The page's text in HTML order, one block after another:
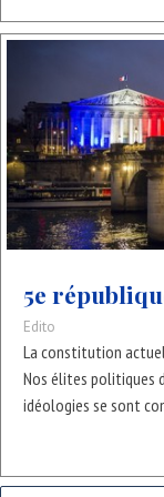
clairement nuisible à
déjà l’idée d’une
maux. Mais rien ne
gage de liberté. Qui
dissimuler une
s’impose. Mais alors,
5e
Edito
La constitution
Nos élites politiques
idéologies se sont